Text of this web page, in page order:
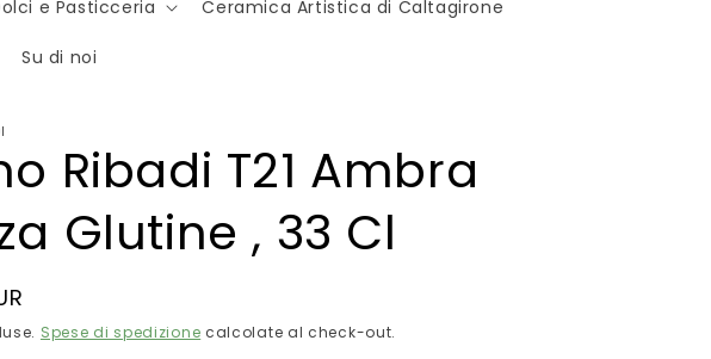
e Pasticceria Ceramica Artistica di Caltagirone
Su di noi
Ribadi T21 Ambra
Glutine , 33 Cl
Spese di spedizione calcolate al check-out.